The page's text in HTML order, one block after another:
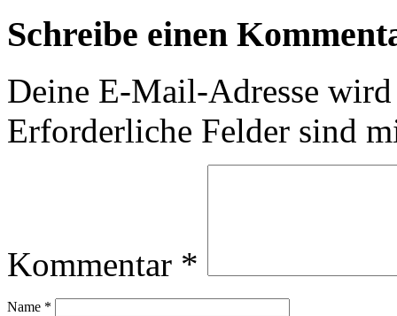
Schreibe einen
Deine E-Mail-Adresse
Erforderliche Felder sind
Kommentar *
Name *